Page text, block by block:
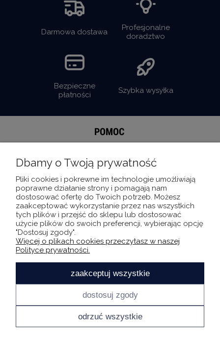
Darmowa dostawa
Profesjonalne
doradztwo
Bezpieczne
płatności
Szybka wysyłka
POMOC
MOJE KONTO
INFORMACJE
O NAS
Bądź bliżej INNSI
Dbamy o Twoją prywatność
Pliki cookies i pokrewne im technologie umożliwiają
poprawne działanie strony i pomagają nam
dostosować ofertę do Twoich potrzeb. Możesz
zaakceptować wykorzystanie przez nas wszystkich
tych plików i przejść do sklepu lub dostosować
użycie plików do swoich preferencji, wybierając opcję
"Dostosuj zgody".
Więcej o plikach cookies przeczytasz w naszej
Polityce prywatności.
odrzuć wszystkie
dostosuj zgody
zaakceptuj wszystkie